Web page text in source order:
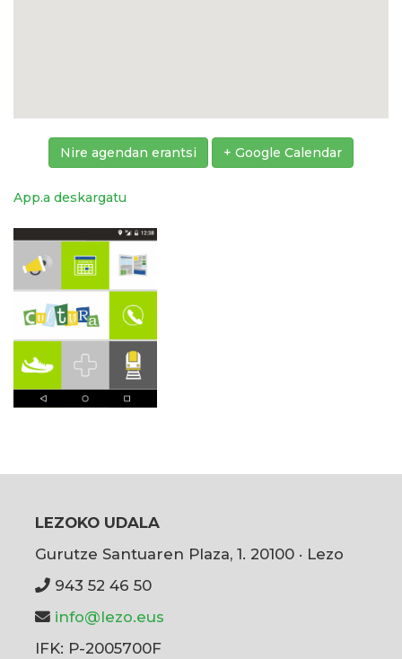
Nire agendan erantsi + Google Calendar
App.a deskargatu
LEZOKO UDALA
Gurutze Santuaren Plaza, 1. 20100 · Lezo
943 52 46 50
info@lezo.eus
IFK: P-2005700F